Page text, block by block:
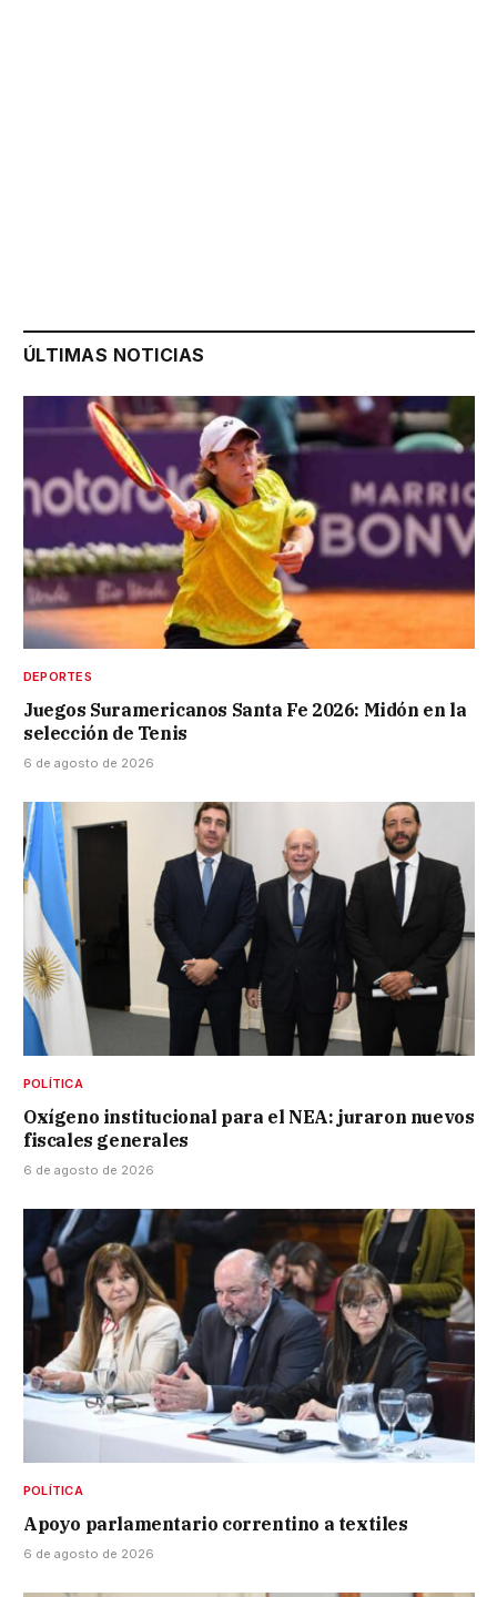
ÚLTIMAS NOTICIAS
DEPORTES
Juegos Suramericanos Santa Fe 2026: Midón en la
selección de Tenis
6 de agosto de 2026
POLÍTICA
Oxígeno institucional para el NEA: juraron nuevos
fiscales generales
6 de agosto de 2026
POLÍTICA
Apoyo parlamentario correntino a textiles
6 de agosto de 2026